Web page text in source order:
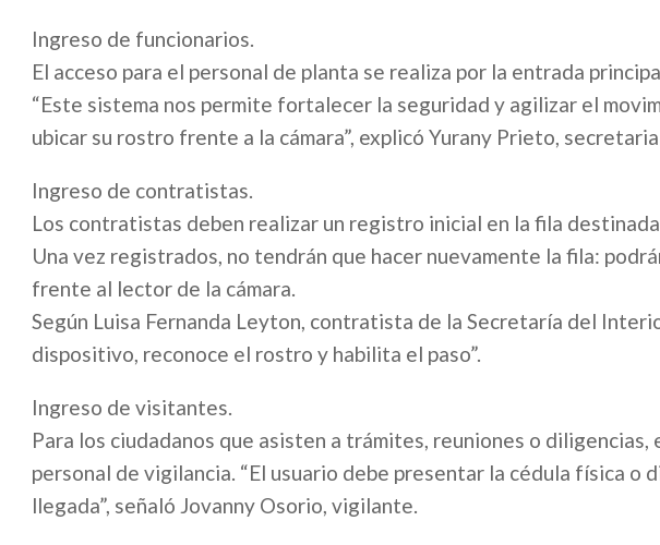
Ingreso de funcionarios.
El acceso para el personal de planta se realiza por la entrada
“Este sistema nos permite fortalecer la seguridad y agilizar el
ubicar su rostro frente a la cámara”, explicó Yurany Prieto,
Ingreso de contratistas.
Los contratistas deben realizar un registro inicial en la fila
Una vez registrados, no tendrán que hacer nuevamente la fila:
frente al lector de la cámara.
Según Luisa Fernanda Leyton, contratista de la Secretaría del
dispositivo, reconoce el rostro y habilita el paso”.
Ingreso de visitantes.
Para los ciudadanos que asisten a trámites, reuniones o
personal de vigilancia. “El usuario debe presentar la cédula física
llegada”, señaló Jovanny Osorio, vigilante.